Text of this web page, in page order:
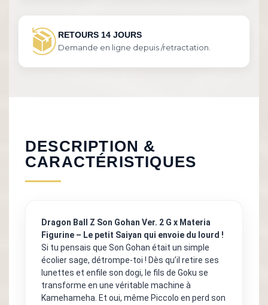
RETOURS 14 JOURS
Demande en ligne depuis /retractation.
DESCRIPTION &
CARACTÉRISTIQUES
Dragon Ball Z Son Gohan Ver. 2 G x Materia
Figurine – Le petit Saiyan qui envoie du lourd !
Si tu pensais que Son Gohan était un simple
écolier sage, détrompe-toi ! Dès qu’il retire ses
lunettes et enfile son dogi, le fils de Goku se
transforme en une véritable machine à
Kamehameha. Et oui, même Piccolo en perd son